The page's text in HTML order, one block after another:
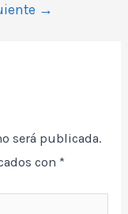
→
será publicada.
con *